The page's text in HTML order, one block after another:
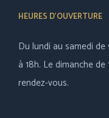
HEURES D’OUVERTURE
Du lundi au samedi
à 18h. Le dimanche
rendez-vous.